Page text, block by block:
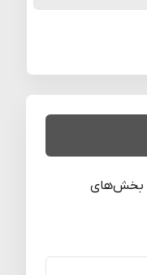
بخش‌های